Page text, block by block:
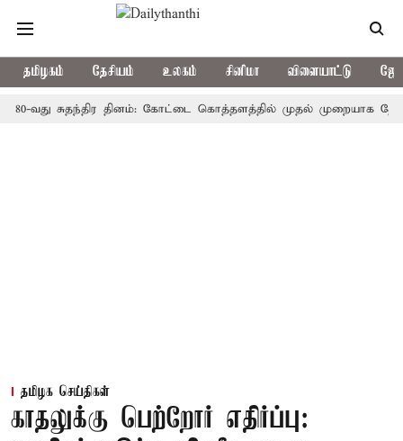
தமிழகம் தேசியம் உலகம் சினிமா விளையாட்டு
சுதந்திர தினம்: கோட்டை கொத்தளத்தில் முதல் முறையாக தேசிய
தமிழக செய்திகள்
காதலுக்கு பெற்றோர் எதிர்ப்பு: